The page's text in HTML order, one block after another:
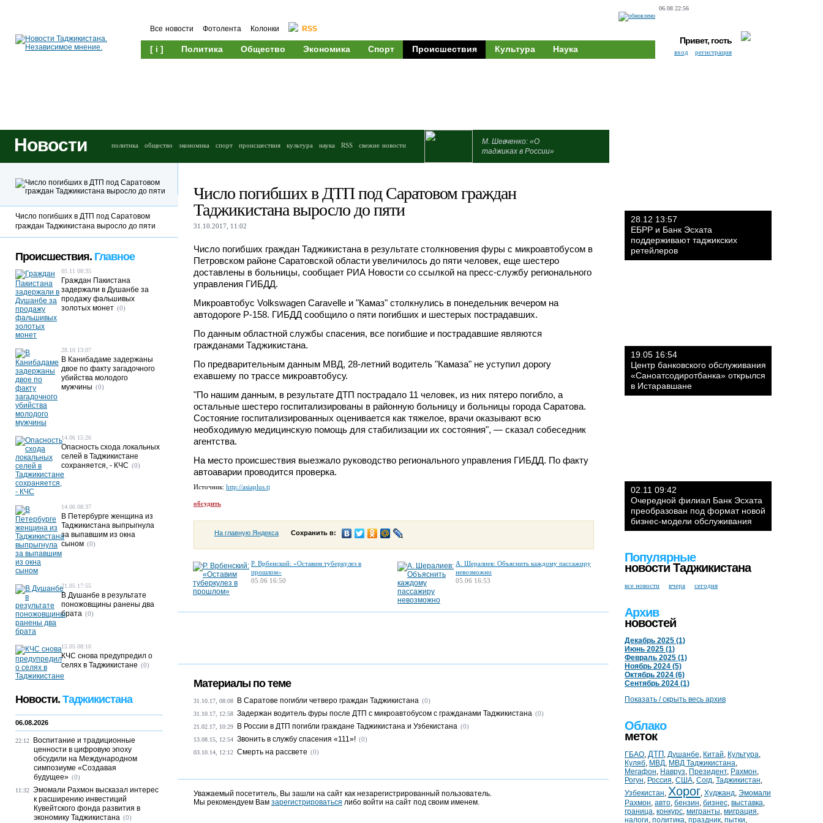
06.08 22:56
Все новости Фотолента Колонки RSS
[ i ] Политика Общество Экономика Спорт Происшествия Культура Наука
Привет, гость
вход регистрация
Новости политика общество экономика спорт происшествия культура наука RSS свежие новости
М. Шевченко: «О
таджиках в России»
Число погибших в ДТП под Саратовом граждан
Таджикистана выросло до пяти
31.10.2017, 11:02
Число погибших граждан Таджикистана в результате столкновения фуры с микроавтобусом в
Петровском районе Саратовской области увеличилось до пяти человек, еще шестеро
доставлены в больницы, сообщает РИА Новости со ссылкой на пресс-службу регионального
управления ГИБДД.
Микроавтобус Volkswagen Caravelle и "Камаз" столкнулись в понедельник вечером на
автодороге Р-158. ГИБДД сообщило о пяти погибших и шестерых пострадавших.
По данным областной службы спасения, все погибшие и пострадавшие являются
гражданами Таджикистана.
По предварительным данным МВД, 28-летний водитель "Камаза" не уступил дорогу
ехавшему по трассе микроавтобусу.
"По нашим данным, в результате ДТП пострадало 11 человек, из них пятеро погибло, а
остальные шестеро госпитализированы в районную больницу и больницы города Саратова.
Состояние госпитализированных оценивается как тяжелое, врачи оказывают всю
необходимую медицинскую помощь для стабилизации их состояния", — сказал собеседник
агентства.
На место происшествия выезжало руководство регионального управления ГИБДД. По факту
автоаварии проводится проверка.
Источник: http://asiaplus.tj
обсудить
На главную Яндекса Сохранить в:
Р. Врбенский: «Оставим туберкулез в
прошлом»
05.06 16:50
А. Шералиев: Объяснить каждому пассажиру
невозможно
05.06 16:53
Материалы по теме
31.10.17, 08:08 В Саратове погибли четверо граждан Таджикистана (0)
31.10.17, 12:58 Задержан водитель фуры после ДТП с микроавтобусом с гражданами Таджикистана (0)
21.02.17, 10:29 В России в ДТП погибли граждане Таджикистана и Узбекистана (0)
13.08.15, 12:54 Звонить в службу спасения «111»! (0)
03.10.14, 12:12 Смерть на рассвете (0)
Уважаемый посетитель, Вы зашли на сайт как незарегистрированный пользователь.
Мы рекомендуем Вам зарегистрироваться либо войти на сайт под своим именем.
Число погибших в ДТП под Саратовом
граждан Таджикистана выросло до пяти
Происшествия. Главное
05.11 08:35
Граждан Пакистана
задержали в Душанбе за
продажу фальшивых
золотых монет (0)
28.10 13:07
В Канибадаме задержаны
двое по факту загадочного
убийства молодого
мужчины (0)
14.06 15:26
Опасность схода локальных
селей в Таджикистане
сохраняется, - КЧС (0)
14.06 08:37
В Петербурге женщина из
Таджикистана выпрыгнула
за выпавшим из окна
сыном (0)
21.05 17:55
В Душанбе в результате
поножовщины ранены два
брата (0)
15.05 08:10
КЧС снова предупредил о
селях в Таджикистане (0)
Новости. Таджикистана
06.08.2026
22:12
Воспитание и традиционные
ценности в цифровую эпоху
обсудили на Международном
симпозиуме «Создавая
будущее» (0)
11:32 Эмомали Рахмон высказал интерес
к расширению инвестиций
Кувейтского фонда развития в
экономику Таджикистана (0)
28.12 13:57
ЕБРР и Банк Эсхата
поддерживают таджикских
ретейлеров
19.05 16:54
Центр банковского обслуживания
«Саноатсодиротбанка» открылся
в Истаравшане
02.11 09:42
Очередной филиал Банк Эсхата
преобразован под формат новой
бизнес-модели обслуживания
Популярные
новости Таджикистана
все новости вчера сегодня
Архив
новостей
Декабрь 2025 (1)
Июнь 2025 (1)
Февраль 2025 (1)
Ноябрь 2024 (5)
Октябрь 2024 (6)
Сентябрь 2024 (1)
Показать / скрыть весь архив
Облако
меток
ГБАО, ДТП , Душанбе, Китай, Культура,
Куляб, МВД, МВД Таджикистана,
Мегафон, Навруз, Президент, Рахмон,
Рогун, Россия, США, Согд, Таджикистан,
Узбекистан, Хорог, Худжанд, Эмомали
Рахмон, авто, бензин, бизнес, выставка,
граница, конкурс, мигранты, миграция,
налоги, политика, праздник, пытки,